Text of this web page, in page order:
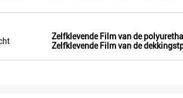
Zelfklevende Film van de
Zelfklevende Film van de